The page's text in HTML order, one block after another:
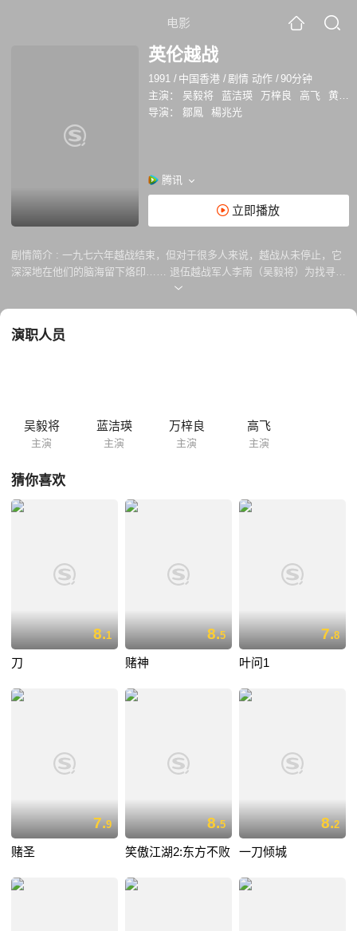
电影
英伦越战
1991 / 中国香港 /剧情 动作 /90分钟
主演：
吴毅将 蓝洁瑛 万梓良 高飞
黄佐华
导演：
鄒鳳 楊兆光
腾讯
立即播放
剧情简介 : 一九七六年越战结束，但对于很多人来说，越战从未停止，它
深深地在他们的脑海留下烙印…… 退伍越战军人李南（吴毅将）为找寻安
静的生活，不惜离开早已是颓垣败瓦的故乡，还赴英伦，与妻子胡英（蓝
亦于伦敦出现，且誓要置他于死地，李南惟有投靠华人社区巨头铭叔（刘
演职人员
吴毅将
主演
蓝洁瑛
主演
万梓良
主演
高飞
主演
猜你喜欢
8.1
刀
8.5
赌神
7.8
叶问1
7.9
赌圣
8.5
笑傲江湖2:东方不败
8.2
一刀倾城